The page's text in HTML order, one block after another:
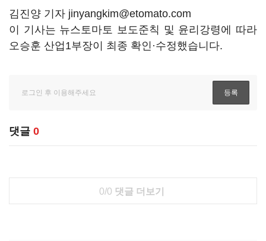
김진양 기자 jinyangkim@etomato.com
이 기사는 뉴스토마토 보도준칙 및 윤리강령에 따라
오승훈 산업1부장이 최종 확인·수정했습니다.
댓글 0
0/0 댓글 더보기